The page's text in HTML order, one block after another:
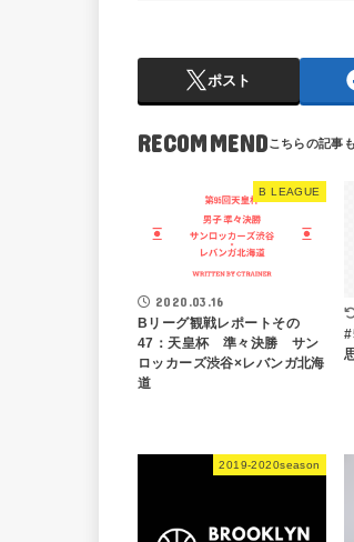
ポスト
RECOMMEND
B LEAGUE
2020.03.16
Bリーグ観戦レポートその
47：天皇杯 準々決勝 サン
ロッカーズ渋谷×レバンガ北海
道
2019-2020season